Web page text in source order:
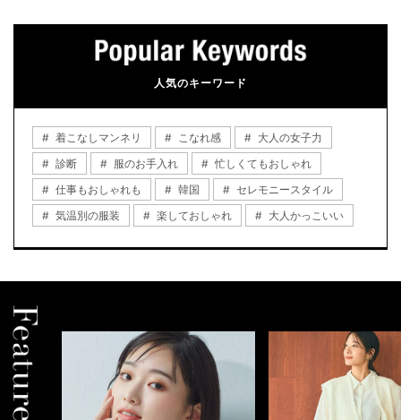
人気のキーワード
着こなしマンネリ こなれ感
大人の女子力
診断
服のお手入れ
忙しくてもおしゃれ
仕事もおしゃれも
韓国
セレモニースタイル
気温別の服装
楽しておしゃれ 大人かっこいい